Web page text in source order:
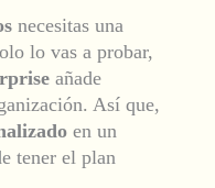
necesitas una
lo vas a probar,
añade
Así que,
en un
tener el plan